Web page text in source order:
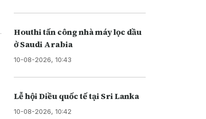
Houthi tấn công nhà máy lọc dầu
ở Saudi Arabia
10-08-2026, 10:43
Lễ hội Diều quốc tế tại Sri Lanka
10-08-2026, 10:42